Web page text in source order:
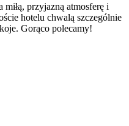
przyjazną atmosferę i
hotelu chwalą szczególnie
Gorąco polecamy!